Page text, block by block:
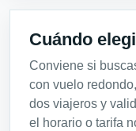
Cuándo
Conviene si
con vuelo
dos viajeros y
el horario o tarifa